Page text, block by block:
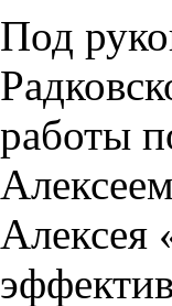
Под
работы
Алексея